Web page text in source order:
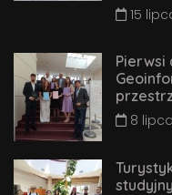
15
Pierwsi
8